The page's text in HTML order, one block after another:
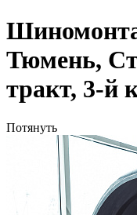
Тюмень,
тракт, 3-й
Потянуть